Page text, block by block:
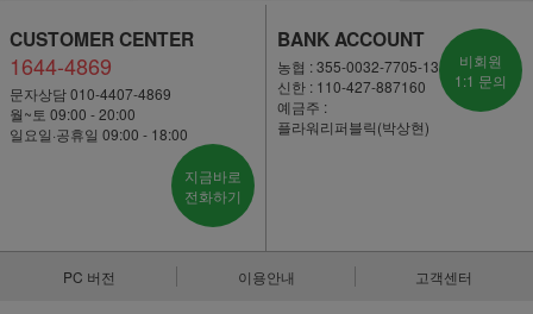
CUSTOMER CENTER
1644-4869
문자상담 010-4407-4869
월~토 09:00 - 20:00
일요일·공휴일 09:00 - 18:00
지금바로
전화하기
BANK ACCOUNT
농협 : 355-0032-7705-13
신한 : 110-427-887160
예금주 :
플라워리퍼블릭(박상현)
비회원
1:1 문의
PC 버전 이용안내 고객센터